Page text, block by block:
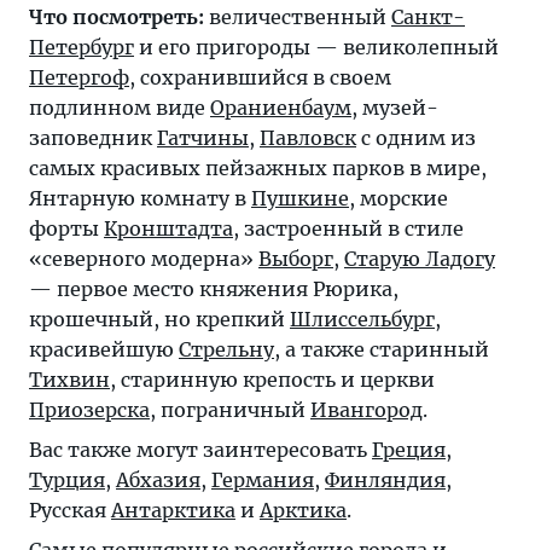
Что посмотреть: величественный Санкт-
Петербург и его пригороды — великолепный
Петергоф, сохранившийся в своем
подлинном виде Ораниенбаум, музей-
заповедникГатчины, Павловскс одним из
самых красивых пейзажных парков в мире,
Янтарную комнату в Пушкине, морские
форты Кронштадта, застроенный в стиле
«северного модерна» Выборг, Старую Ладогу
— первое место княжения Рюрика,
крошечный, но крепкий Шлиссельбург,
красивейшую Стрельну, а также старинный
Тихвин, старинную крепость и церкви
Приозерска, пограничный Ивангород.
Вас также могут заинтересовать Греция,
Турция,Абхазия, Германия, Финляндия,
РусскаяАнтарктика иАрктика.